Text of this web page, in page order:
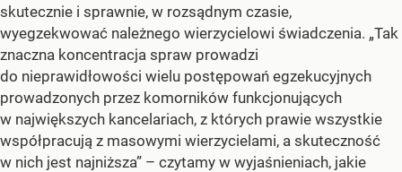
skutecznie i sprawnie, w rozsądnym czasie,
wyegzekwować należnego wierzycielowi świadczenia. „Tak
znaczna koncentracja spraw prowadzi
do nieprawidłowości wielu postępowań egzekucyjnych
prowadzonych przez komorników funkcjonujących
w największych kancelariach, z których prawie wszystkie
współpracują z masowymi wierzycielami, a skuteczność
w nich jest najniższa” – czytamy w wyjaśnieniach, jakie